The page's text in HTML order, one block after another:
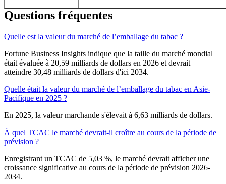
Questions fréquentes
Quelle est la valeur du marché de l’emballage du tabac ?
Fortune Business Insights indique que la taille du marché mondial
était évaluée à 20,59 milliards de dollars en 2026 et devrait
atteindre 30,48 milliards de dollars d'ici 2034.
Quelle était la valeur du marché de l’emballage du tabac en Asie-
Pacifique en 2025 ?
En 2025, la valeur marchande s'élevait à 6,63 milliards de dollars.
À quel TCAC le marché devrait-il croître au cours de la période de
prévision ?
Enregistrant un TCAC de 5,03 %, le marché devrait afficher une
croissance significative au cours de la période de prévision 2026-
2034.